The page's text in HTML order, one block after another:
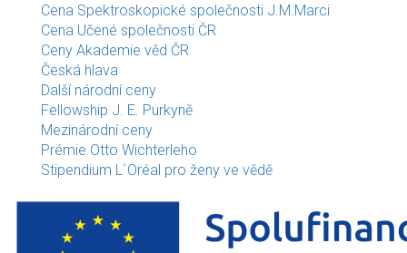
Cena Spektroskopické společnosti J.M.Marci
Cena Učené společnosti ČR
Ceny Akademie věd ČR
Česká hlava
Další národní ceny
Fellowship J. E. Purkyně
Mezinárodní ceny
Prémie Otto Wichterleho
Stipendium L´Oréal pro ženy ve vědě